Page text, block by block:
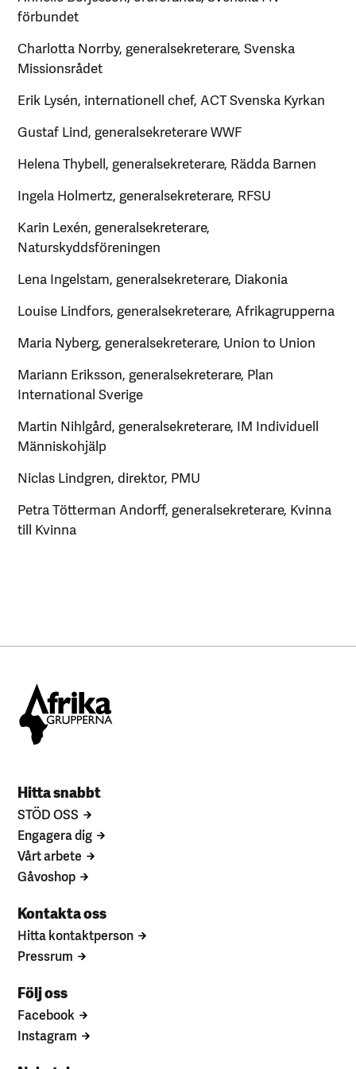
förbundet
Charlotta Norrby, generalsekreterare, Svenska
Missionsrådet
Erik Lysén, internationell chef, ACT Svenska Kyrkan
Gustaf Lind, generalsekreterare WWF
Helena Thybell, generalsekreterare, Rädda Barnen
Ingela Holmertz, generalsekreterare, RFSU
Karin Lexén, generalsekreterare,
Naturskyddsföreningen
Lena Ingelstam, generalsekreterare, Diakonia
Louise Lindfors, generalsekreterare, Afrikagrupperna
Maria Nyberg, generalsekreterare, Union to Union
Mariann Eriksson, generalsekreterare, Plan
International Sverige
Martin Nihlgård, generalsekreterare, IM Individuell
Människohjälp
Niclas Lindgren, direktor, PMU
Petra Tötterman Andorff, generalsekreterare, Kvinna
till Kvinna
Hitta snabbt
STÖD OSS
Engagera dig
Vårt arbete
Gåvoshop
Kontakta oss
Hitta kontaktperson
Pressrum
Följ oss
Facebook
Instagram